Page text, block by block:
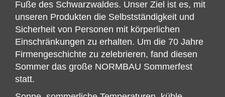
Fuße des Schwarzwaldes. Unser Ziel ist es, mit
unseren Produkten die Selbstständigkeit und
Sicherheit von Personen mit körperlichen
Einschränkungen zu erhalten. Um die 70 Jahre
Firmengeschichte zu zelebrieren, fand diesen
Sommer das große NORMBAU Sommerfest
statt.